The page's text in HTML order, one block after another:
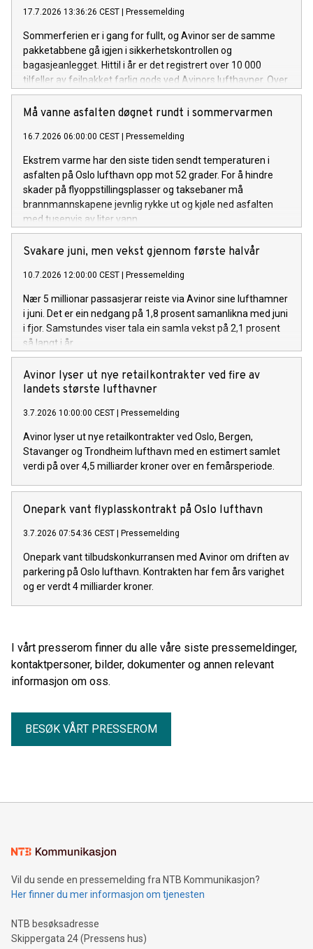
17.7.2026 13:36:26 CEST Pressemelding
Sommerferien er i gang for fullt, og Avinor ser de samme
pakketabbene gå igjen i sikkerhetskontrollen og
bagasjeanlegget. Hittil i år er det registrert over 10 000
tilfeller av feilpakket farlig gods ved Avinors lufthavner. Over
åtte av ti tilfeller gjelder powerbanks og litiumbatterier.
Må vanne asfalten døgnet rundt i sommervarmen
16.7.2026 06:00:00 CEST Pressemelding
Ekstrem varme har den siste tiden sendt temperaturen i
asfalten på Oslo lufthavn opp mot 52 grader. For å hindre
skader på flyoppstillingsplasser og taksebaner må
brannmannskapene jevnlig rykke ut og kjøle ned asfalten
med tusenvis av liter vann.
Svakare juni, men vekst gjennom første halvår
10.7.2026 12:00:00 CEST Pressemelding
Nær 5 millionar passasjerar reiste via Avinor sine lufthamner
i juni. Det er ein nedgang på 1,8 prosent samanlikna med juni
i fjor. Samstundes viser tala ein samla vekst på 2,1 prosent
så langt i år.
Avinor lyser ut nye retailkontrakter ved fire av
landets største lufthavner
3.7.2026 10:00:00 CEST Pressemelding
Avinor lyser ut nye retailkontrakter ved Oslo, Bergen,
Stavanger og Trondheim lufthavn med en estimert samlet
verdi på over 4,5 milliarder kroner over en femårsperiode.
Onepark vant flyplasskontrakt på Oslo lufthavn
3.7.2026 07:54:36 CEST Pressemelding
Onepark vant tilbudskonkurransen med Avinor om driften av
parkering på Oslo lufthavn. Kontrakten har fem års varighet
og er verdt 4 milliarder kroner.
I vårt presserom finner du alle våre siste pressemeldinger,
kontaktpersoner, bilder, dokumenter og annen relevant
informasjon om oss.
BESØK VÅRT PRESSEROM
Vil du sende en pressemelding fra NTB Kommunikasjon?
Her finner du mer informasjon om tjenesten
NTB besøksadresse
Skippergata 24 (Pressens hus)